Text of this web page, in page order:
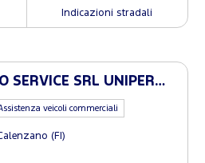
Indicazioni stradali
Ford CENTRAUTO SERVICE SRL UNIPERSONALE
veicoli commerciali
(FI)